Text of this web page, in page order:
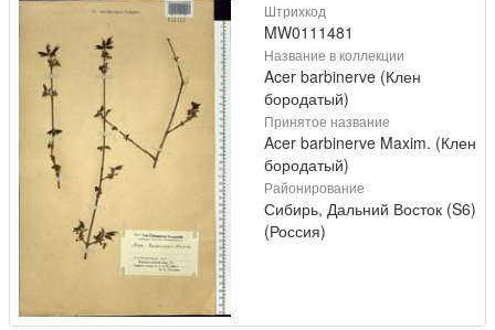
Штрихкод
MW0111481
Название в коллекции
Acer barbinerve (Клен
бородатый)
Принятое название
Acer barbinerve Maxim. (Клен
бородатый)
Районирование
Сибирь, Дальний Восток (S6)
(Россия)